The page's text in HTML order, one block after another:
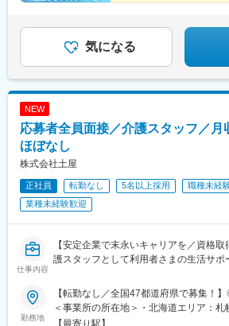
京都】【神奈川県】【新潟県】【三重
用会社負担等の移住支援あり（規定有）
への1年間の支援あり（規定有）★江戸
川・徳島・青森にて新規事業所オープン！
気になる
NEW
応募者全員面接／介護スタッフ／月
ほぼなし
株式会社土屋
正社員 転勤なし 5名以上採用
職種未経
業種未経験歓迎
仕事内容
【安定企業で末永いキャリアを／資格
護スタッフとして利用者さまの生活サポ
勤務地
【転勤なし／全国47都道府県で募集！
＜事業所の所在地＞・北海道エリア：
／函館市・東北エリア：岩手市／仙台市
【最寄り駅】